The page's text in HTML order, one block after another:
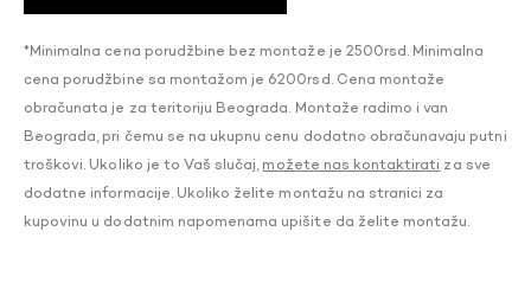
*Minimalna cena porudžbine bez montaže je 2500rsd. Minimalna
cena porudžbine sa montažom je 6200rsd. Cena montaže
obračunata je za teritoriju Beograda. Montaže radimo i van
Beograda, pri čemu se na ukupnu cenu dodatno obračunavaju putni
troškovi. Ukoliko je to Vaš slučaj, možete nas kontaktirati za sve
dodatne informacije. Ukoliko želite montažu na stranici za
kupovinu u dodatnim napomenama upišite da želite montažu.